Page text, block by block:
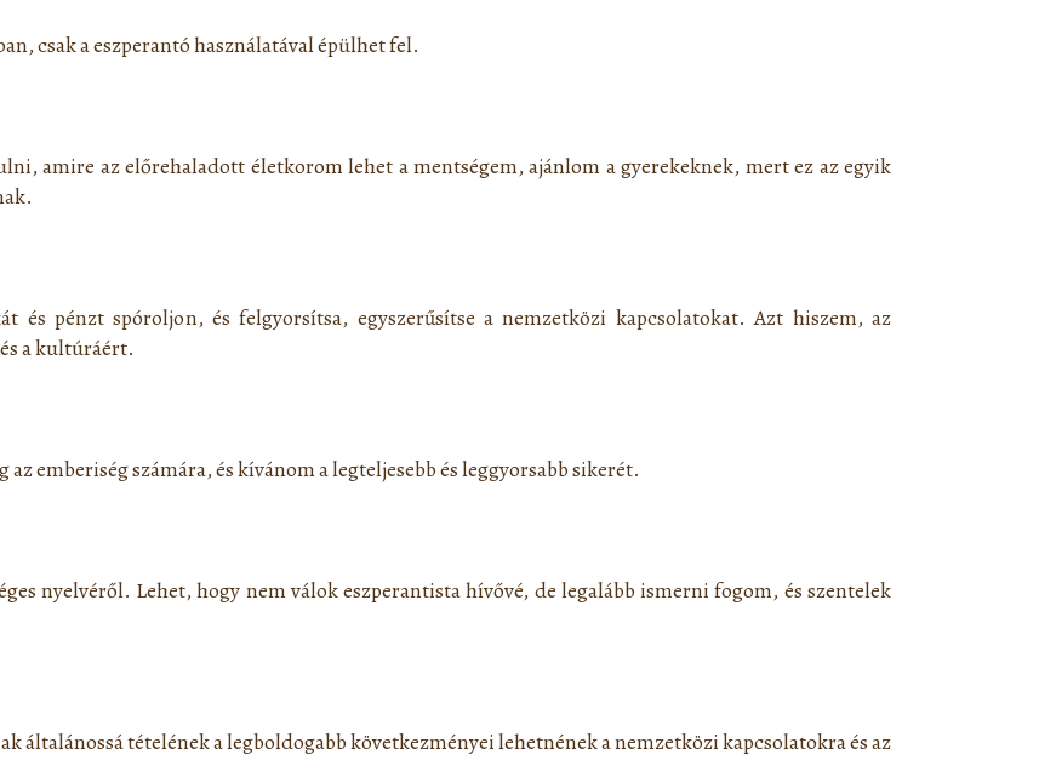
csak a eszperantó használatával épülhet fel.
amire az előrehaladott életkorom lehet a mentségem, ajánlom a gyerekeknek, mert ez az egyik
és pénzt spóroljon, és felgyorsítsa, egyszerűsítse a nemzetközi kapcsolatokat. Azt hiszem, az
a kultúráért.
emberiség számára, és kívánom a legteljesebb és leggyorsabb sikerét.
nyelvéről. Lehet, hogy nem válok eszperantista hívővé, de legalább ismerni fogom, és szentelek
általánossá tételének a legboldogabb következményei lehetnének a nemzetközi kapcsolatokra és az